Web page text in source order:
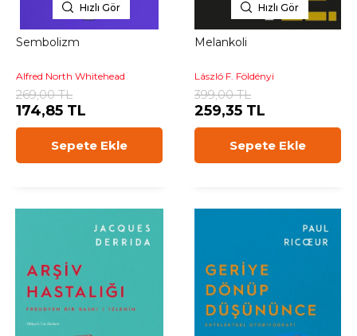
Hızlı Gör
Sembolizm
Alfred North Whitehead
269,00 TL
174,85 TL
Sepete Ekle
Hızlı Gör
Melankoli
László F. Földényi
399,00 TL
259,35 TL
Sepete Ekle